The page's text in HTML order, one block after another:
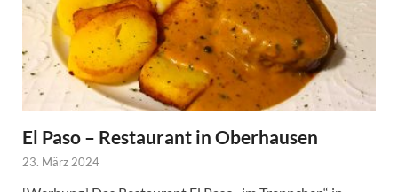
El Paso – Restaurant in Oberhausen
23. März 2024